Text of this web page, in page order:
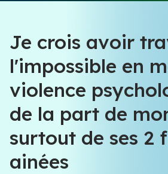
Je crois avoir
l'impossible en
violence
de la part de
surtout de ses 2
ainées